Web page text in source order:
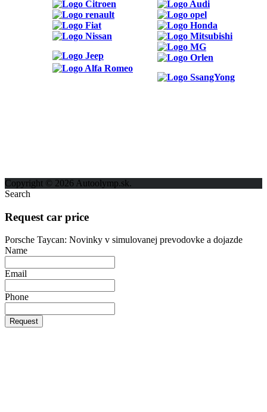
Copyright © 2026 Autoolymp.sk.
Search
Request car price
Porsche Taycan: Novinky v simulovanej prevodovke a dojazde
Name
Email
Phone
Request